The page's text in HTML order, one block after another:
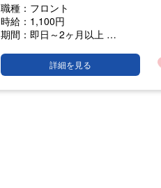
職種： フロント
時給： 1,100円
期間： 即日～2ヶ月以上 …
詳細を見る